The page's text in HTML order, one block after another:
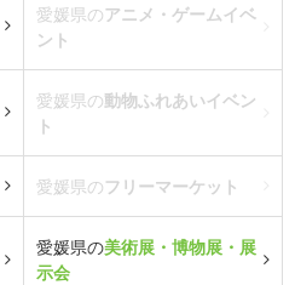
愛媛県のアニメ・ゲームイベ
ント
愛媛県の動物ふれあいイベン
ト
愛媛県のフリーマーケット
愛媛県の美術展・博物展・展
示会